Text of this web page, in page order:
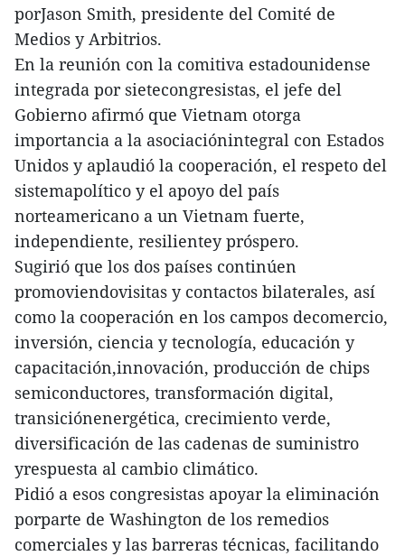
porJason Smith, presidente del Comité de
Medios y Arbitrios.
En la reunión con la comitiva estadounidense
integrada por sietecongresistas, el jefe del
Gobierno afirmó que Vietnam otorga
importancia a la asociaciónintegral con Estados
Unidos y aplaudió la cooperación, el respeto del
sistemapolítico y el apoyo del país
norteamericano a un Vietnam fuerte,
independiente, resilientey próspero.
Sugirió que los dos países continúen
promoviendovisitas y contactos bilaterales, así
como la cooperación en los campos decomercio,
inversión, ciencia y tecnología, educación y
capacitación,innovación, producción de chips
semiconductores, transformación digital,
transiciónenergética, crecimiento verde,
diversificación de las cadenas de suministro
yrespuesta al cambio climático.
Pidió a esos congresistas apoyar la eliminación
porparte de Washington de los remedios
comerciales y las barreras técnicas, facilitando